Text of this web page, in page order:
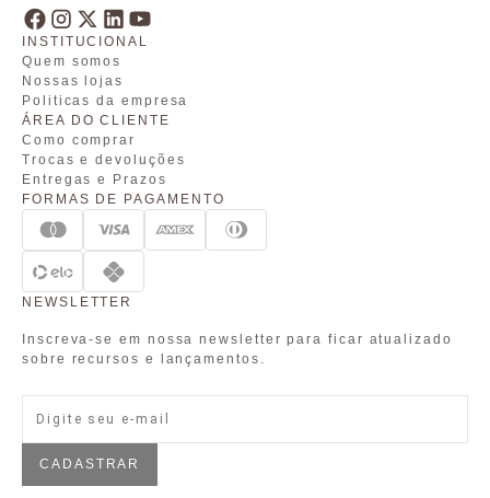
INSTITUCIONAL
Quem somos
Nossas lojas
Politicas da empresa
ÁREA DO CLIENTE
Como comprar
Trocas e devoluções
Entregas e Prazos
FORMAS DE PAGAMENTO
NEWSLETTER
Inscreva-se em nossa newsletter para ficar atualizado
sobre recursos e lançamentos.
CADASTRAR